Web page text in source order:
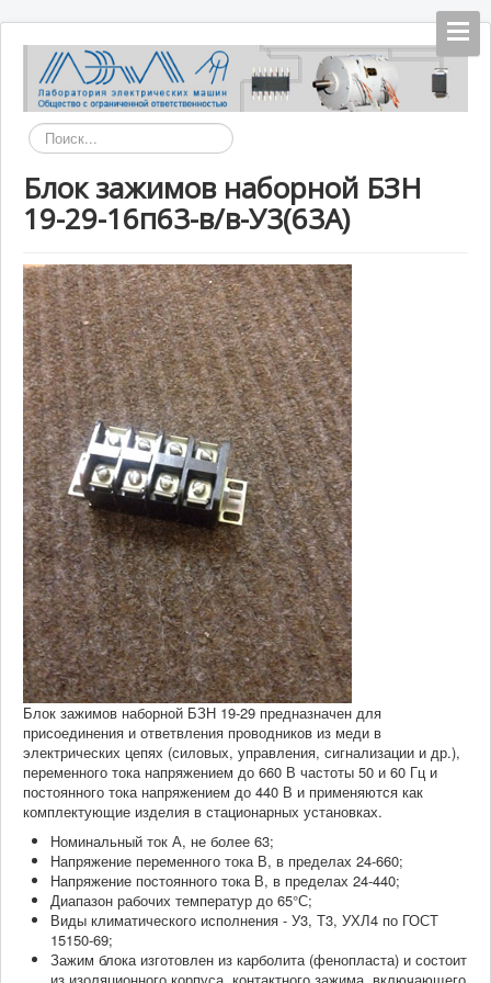
Искать...
Блок зажимов наборной БЗН
19-29-16п63-в/в-У3(63А)
Блок зажимов наборной БЗН 19-29 предназначен для
присоединения и ответвления проводников из меди в
электрических цепях (силовых, управления, сигнализации и др.),
переменного тока напряжением до 660 В частоты 50 и 60 Гц и
постоянного тока напряжением до 440 В и применяются как
комплектующие изделия в стационарных установках.
Номинальный ток А, не более 63;
Напряжение переменного тока В, в пределах 24-660;
Напряжение постоянного тока В, в пределах 24-440;
Диапазон рабочих температур до 65°С;
Виды климатического исполнения - У3, Т3, УХЛ4 по ГОСТ
15150-69;
Зажим блока изготовлен из карболита (фенопласта) и состоит